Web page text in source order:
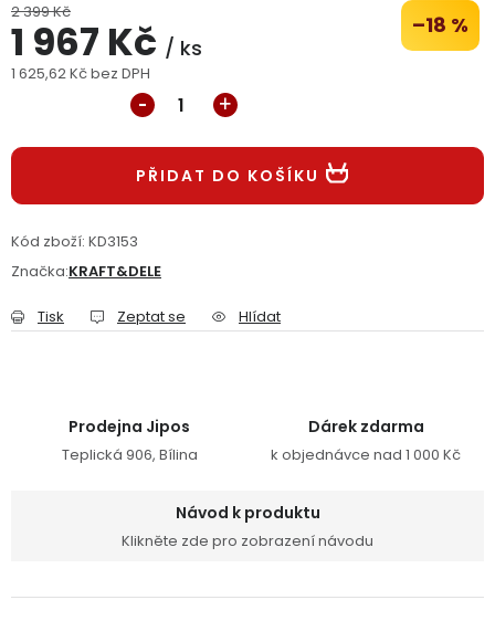
Doprava a platba Kontakt
Reklamační formulář Odstoupení ve lhůtě 14 dní
Obchodní podmínky Reklamační řád
2 399 Kč –18 %
1 967 Kč / ks
1 625,62 Kč bez DPH
PŘIDAT DO KOŠÍKU
Kód zboží: KD3153
Značka:KRAFT&DELE
Tisk Zeptat se Hlídat
Prodejna Jipos
Teplická 906, Bílina
Dárek zdarma
k objednávce nad 1 000 Kč
Návod k produktu
Klikněte zde pro zobrazení návodu